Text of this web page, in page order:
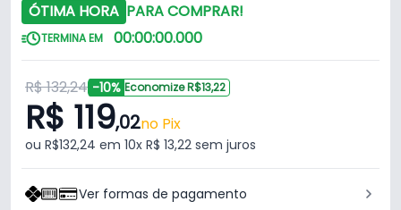
ÓTIMA HORA PARA COMPRAR!
TERMINA EM 00:00:00.000
R$ 132,24 -10% Economize R$13,22
R$ 119,02no Pix
ou R$132,24 em 10x R$ 13,22 sem juros
Ver formas de pagamento